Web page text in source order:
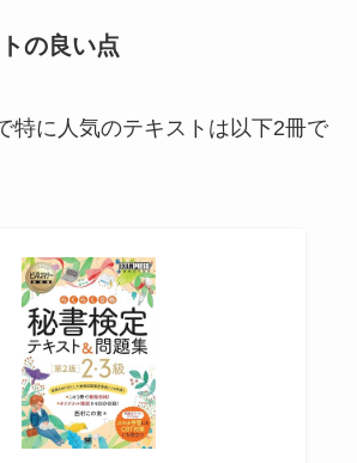
の良い点
特に人気のテキストは以下2冊で